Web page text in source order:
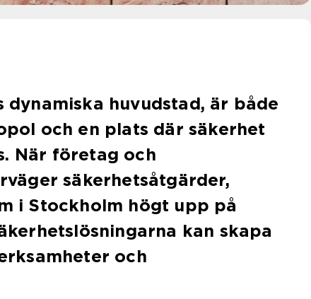
dynamiska huvudstad, är både
och en plats där säkerhet
När företag och
säkerhetsåtgärder,
i Stockholm högt upp på
kan skapa
och